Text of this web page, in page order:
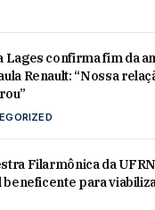
Lages confirma fim da
Renault: “Nossa
Filarmônica da
beneficente para